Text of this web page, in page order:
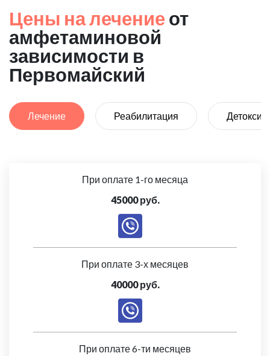
Цены на лечение от
амфетаминовой
зависимости в
Первомайский
Лечение Реабилитация
При оплате 1-го месяца
45000 руб.
При оплате 3-х месяцев
40000 руб.
При оплате 6-ти месяцев